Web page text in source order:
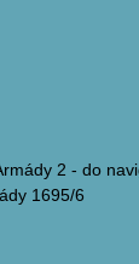
2 - do
1695/6